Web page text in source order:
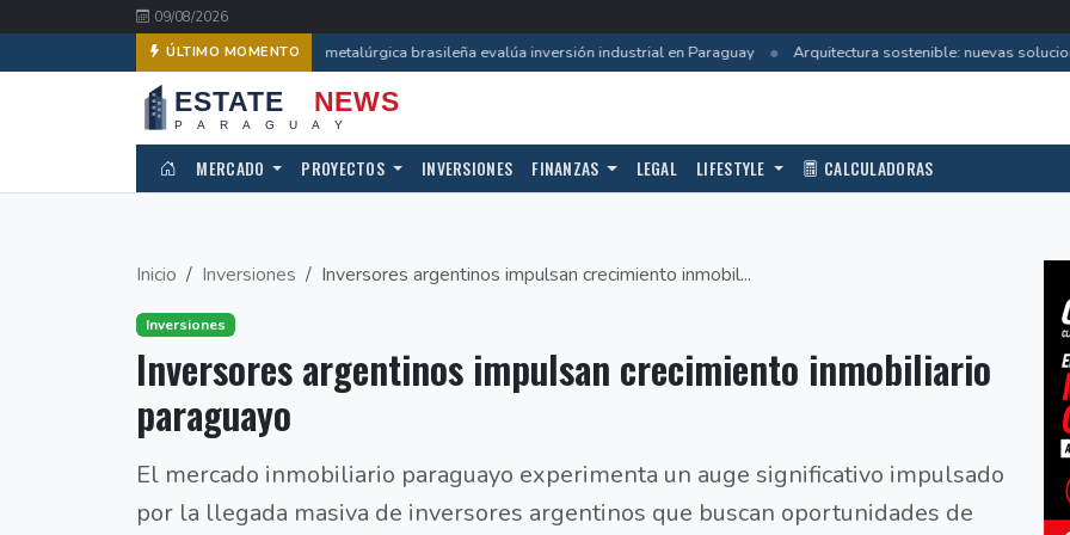
09/08/2026
ÚLTIMO MOMENTOEmpresa metalúrgica brasileña evalúa inversión industrial en Paraguay • Arquitectura sostenible: nuevas
MERCADO PROYECTOS INVERSIONES FINANZAS LEGAL LIFESTYLE CALCULADORAS
Inicio Inversiones Inversores argentinos impulsan crecimiento inmobil...
Inversiones
Inversores argentinos impulsan crecimiento inmobiliario
paraguayo
El mercado inmobiliario paraguayo experimenta un auge significativo impulsado
por la llegada masiva de inversores argentinos que buscan oportunidades de